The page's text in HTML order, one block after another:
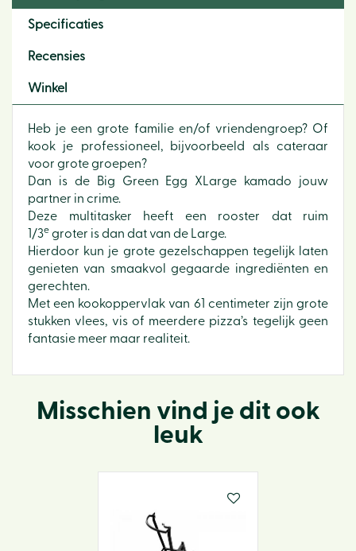
Specificaties
Recensies
Winkel
Heb je een grote familie en/of vriendengroep? Of
kook je professioneel, bijvoorbeeld als cateraar
voor grote groepen?
Dan is de Big Green Egg XLarge kamado jouw
partner in crime.
Deze multitasker heeft een rooster dat ruim
1/3e groter is dan dat van de Large.
Hierdoor kun je grote gezelschappen tegelijk laten
genieten van smaakvol gegaarde ingrediënten en
gerechten.
Met een kookoppervlak van 61 centimeter zijn grote
stukken vlees, vis of meerdere pizza’s tegelijk geen
fantasie meer maar realiteit.
Misschien vind je dit ook
leuk